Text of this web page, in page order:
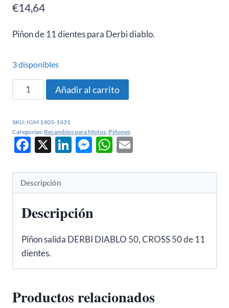
€14,64
Piñon de 11 dientes para Derbi diablo.
3 disponibles
Piñon
de
derbi
diablo,
cross
dientes
-
1405-
cantidad
Añadir al carrito
SKU: IGM 1405-1431
Categorías: Recambios para Motos Piñones
Facebook
X LinkedIn
Messenger
WhatsApp
Descripción
Descripción
Piñon salida DERBI DIABLO 50, CROSS 50 de 11
dientes.
Productos relacionados